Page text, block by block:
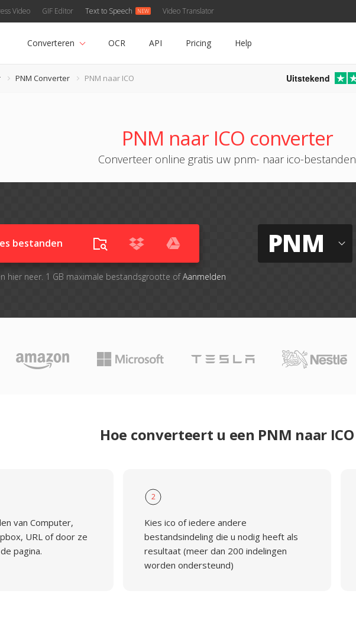
Video GIF Editor Text to Speech Video Translator
Converteren OCR API Pricing Help
PNM Converter PNM naar ICO Uitstekend
PNM naar ICO converter
Converteer online gratis uw pnm- naar ico-bestanden
bestanden
hier neer. 1 GB maximale bestandsgrootte ofAanmelden
PNM
Hoe converteert u een PNM naar ICO
van Computer,
URL of door ze
pagina.
2
Kies ico of iedere andere
bestandsindeling die u nodig heeft als
resultaat (meer dan 200 indelingen
worden ondersteund)